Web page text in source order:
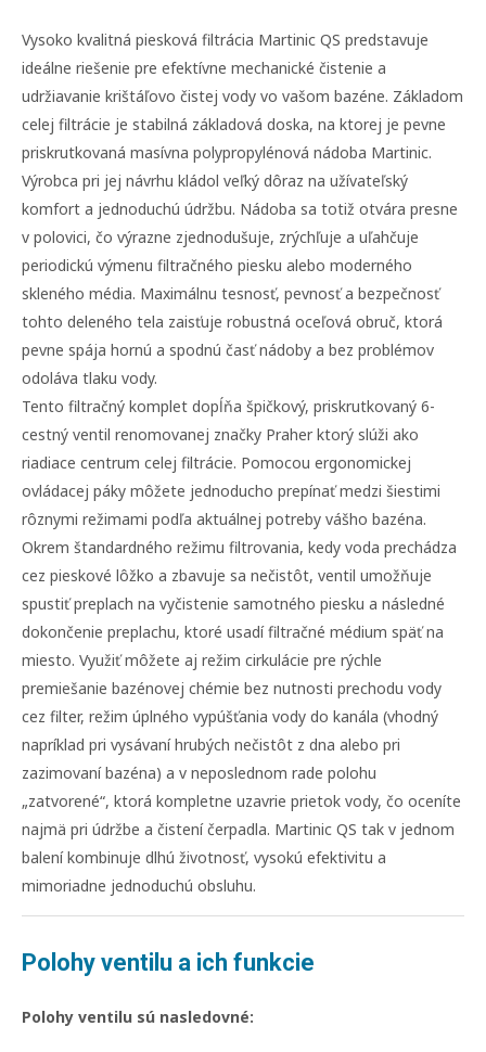
Vysoko kvalitná piesková filtrácia Martinic QS predstavuje
ideálne riešenie pre efektívne mechanické čistenie a
udržiavanie krištáľovo čistej vody vo vašom bazéne. Základom
celej filtrácie je stabilná základová doska, na ktorej je pevne
priskrutkovaná masívna polypropylénová nádoba Martinic.
Výrobca pri jej návrhu kládol veľký dôraz na užívateľský
komfort a jednoduchú údržbu. Nádoba sa totiž otvára presne
v polovici, čo výrazne zjednodušuje, zrýchľuje a uľahčuje
periodickú výmenu filtračného piesku alebo moderného
skleného média. Maximálnu tesnosť, pevnosť a bezpečnosť
tohto deleného tela zaisťuje robustná oceľová obruč, ktorá
pevne spája hornú a spodnú časť nádoby a bez problémov
odoláva tlaku vody.
Tento filtračný komplet dopĺňa špičkový, priskrutkovaný 6-
cestný ventil renomovanej značky Praher ktorý slúži ako
riadiace centrum celej filtrácie. Pomocou ergonomickej
ovládacej páky môžete jednoducho prepínať medzi šiestimi
rôznymi režimami podľa aktuálnej potreby vášho bazéna.
Okrem štandardného režimu filtrovania, kedy voda prechádza
cez pieskové lôžko a zbavuje sa nečistôt, ventil umožňuje
spustiť preplach na vyčistenie samotného piesku a následné
dokončenie preplachu, ktoré usadí filtračné médium späť na
miesto. Využiť môžete aj režim cirkulácie pre rýchle
premiešanie bazénovej chémie bez nutnosti prechodu vody
cez filter, režim úplného vypúšťania vody do kanála (vhodný
napríklad pri vysávaní hrubých nečistôt z dna alebo pri
zazimovaní bazéna) a v neposlednom rade polohu
„zatvorené“, ktorá kompletne uzavrie prietok vody, čo oceníte
najmä pri údržbe a čistení čerpadla. Martinic QS tak v jednom
balení kombinuje dlhú životnosť, vysokú efektivitu a
mimoriadne jednoduchú obsluhu.
Polohy ventilu a ich funkcie
Polohy ventilu sú nasledovné: